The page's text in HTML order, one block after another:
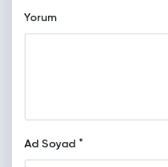
Yorum
Ad Soyad *